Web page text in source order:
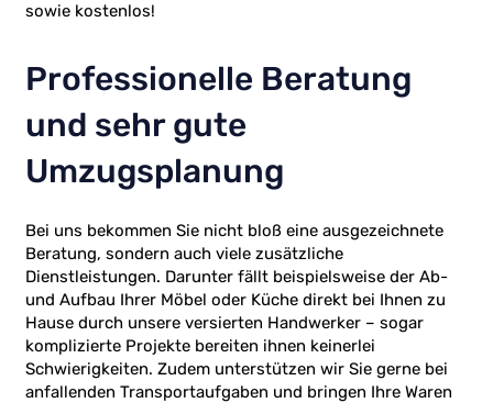
sowie kostenlos!
Professionelle Beratung
und sehr gute
Umzugsplanung
Bei uns bekommen Sie nicht bloß eine ausgezeichnete
Beratung, sondern auch viele zusätzliche
Dienstleistungen. Darunter fällt beispielsweise der Ab-
und Aufbau Ihrer Möbel oder Küche direkt bei Ihnen zu
Hause durch unsere versierten Handwerker – sogar
komplizierte Projekte bereiten ihnen keinerlei
Schwierigkeiten. Zudem unterstützen wir Sie gerne bei
anfallenden Transportaufgaben und bringen Ihre Waren